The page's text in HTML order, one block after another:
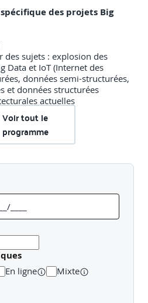
des projets Big
des sujets : explosion des
Data et IoT (Internet des
données semi-structurées,
et données structurées
actuelles
Big Data
environnement de
juridiques
interdictions
Numériques par la CNIL
Voir tout le
programme
En ligne
Mixte